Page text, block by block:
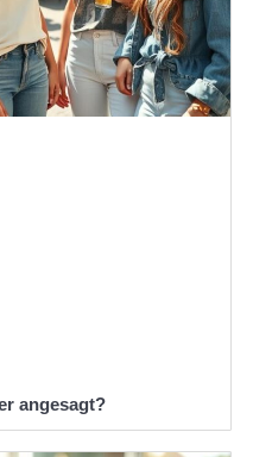
angesagt?